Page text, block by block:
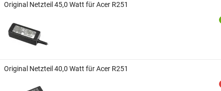
Original Netzteil 45,0 Watt für Acer R251
Original Netzteil 40,0 Watt für Acer R251